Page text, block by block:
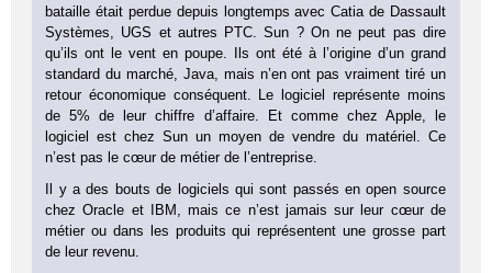
bataille était perdue depuis longtemps avec Catia de Dassault
Systèmes, UGS et autres PTC. Sun ? On ne peut pas dire
qu’ils ont le vent en poupe. Ils ont été à l’origine d’un grand
standard du marché, Java, mais n’en ont pas vraiment tiré un
retour économique conséquent. Le logiciel représente moins
de 5% de leur chiffre d’affaire. Et comme chez Apple, le
logiciel est chez Sun un moyen de vendre du matériel. Ce
n’est pas le cœur de métier de l’entreprise.
Il y a des bouts de logiciels qui sont passés en open source
chez Oracle et IBM, mais ce n’est jamais sur leur cœur de
métier ou dans les produits qui représentent une grosse part
de leur revenu.